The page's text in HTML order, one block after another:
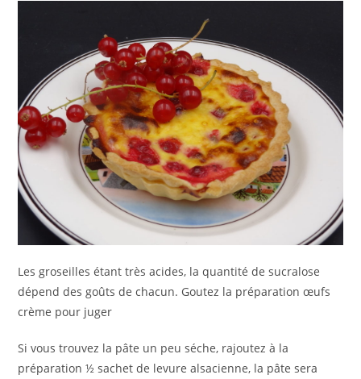
Les groseilles étant très acides, la quantité de sucralose
dépend des goûts de chacun. Goutez la préparation œufs
crème pour juger
Si vous trouvez la pâte un peu séche, rajoutez à la
préparation ½ sachet de levure alsacienne, la pâte sera